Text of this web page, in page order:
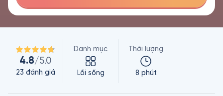
4.8/5.0
23 đánh giá
Danh mục
Lối sống
Thời lượng
8 phút